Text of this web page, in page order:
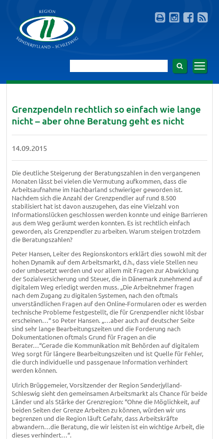
Grenzpendeln rechtlich so einfach wie lange
nicht – aber ohne Beratung geht es nicht
14.09.2015
Die deutliche Steigerung der Beratungszahlen in den vergangenen
Monaten lässt bei vielen die Vermutung aufkommen, dass die
Arbeitsaufnahme im Nachbarland schwieriger geworden ist.
Nachdem sich die Anzahl der Grenzpendler auf rund 8.500
stabilisiert hat ist davon auszugehen, das eine Vielzahl von
Informationslücken geschlossen werden konnte und einige Barrieren
aus dem Weg geräumt werden konnten. Es ist rechtlich einfach
geworden, als Grenzpendler zu arbeiten. Warum steigen trotzdem
die Beratungszahlen?
Peter Hansen, Leiter des Regionskontors erklärt dies sowohl mit der
hohen Dynamik auf dem Arbeitsmarkt, d.h., dass viele Stellen neu
oder umbesetzt werden und vor allem mit Fragen zur Abwicklung
der Sozialversicherung und Steuer, die in Dänemark zunehmend auf
digitalem Weg erledigt werden muss. „Die Arbeitnehmer fragen
nach dem Zugang zu digitalen Systemen, nach den oftmals
unverständlichen Fragen auf den Online-Formularen oder es werden
technische Probleme festgestellt, die für Grenzpendler nicht lösbar
erscheinen…“ so Peter Hansen. „…aber auch auf deutscher Seite
sind sehr lange Bearbeitungszeiten und die Forderung nach
Dokumentationen oftmals Grund für Fragen an die
Berater…“Gerade die Kommunikation mit Behörden auf digitalem
Weg sorgt für längere Bearbeitungszeiten und ist Quelle für Fehler,
die durch individuelle und passgenaue Information verhindert
werden können.
Ulrich Brüggemeier, Vorsitzender der Region Sønderjylland-
Schleswig sieht den gemeinsamen Arbeitsmarkt als Chance für beide
Länder und als Stärke der Grenzregion: “Ohne die Möglichkeit, auf
beiden Seiten der Grenze Arbeiten zu können, würden wir uns
begrenzen und die Region läuft Gefahr, dass Arbeitskräfte
abwandern…die Beratung, die wir leisten ist ein wichtige Arbeit, die
dieses verhindert…“.